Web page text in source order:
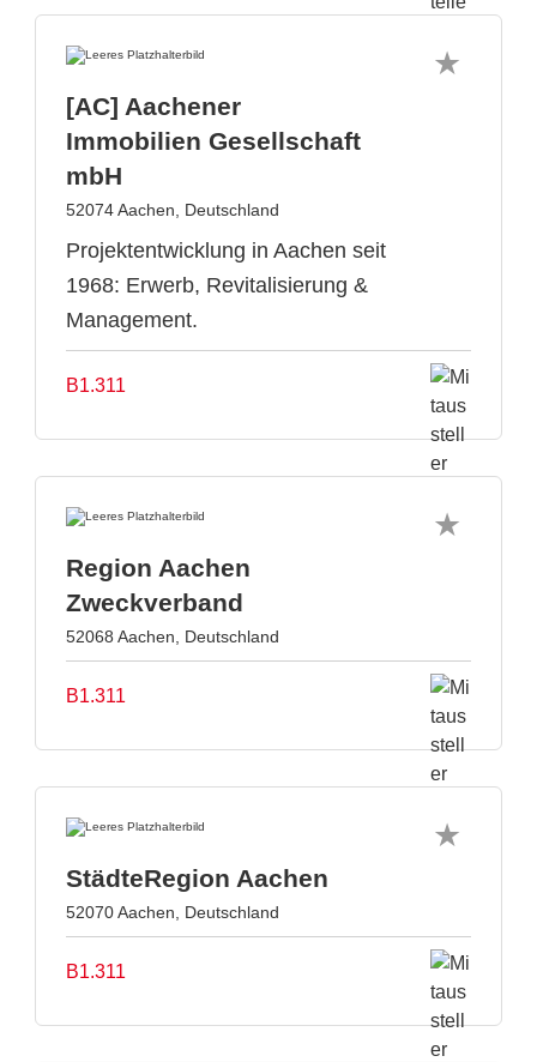
[AC] Aachener
Immobilien Gesellschaft
mbH
52074 Aachen, Deutschland
Projektentwicklung in Aachen seit
1968: Erwerb, Revitalisierung &
Management.
B1.311
Region Aachen
Zweckverband
52068 Aachen, Deutschland
B1.311
StädteRegion Aachen
52070 Aachen, Deutschland
B1.311